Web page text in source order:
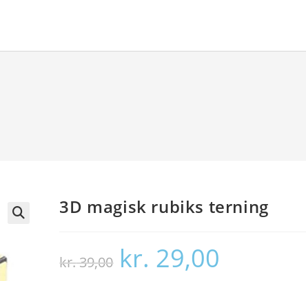
3D magisk rubiks terning
kr.39,00
Den
oprindelige
pris
kr. 29,00